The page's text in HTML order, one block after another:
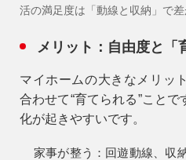
活の満足度は「動線と収納」で差
メリット：自由度と「
マイホームの大きなメリッ
合わせて“育てられる”こと
化が起きやすいです。
家事が整う： 回遊動線、収